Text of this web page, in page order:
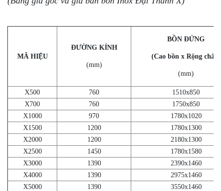
MÃ HIỆU
ĐƯỜNG KÍNH
(mm)
BỒN ĐỨNG
(Cao bồn x Rộng chân)
(mm)
X500 760
1510x850
X700
760
1750x850
X1000
970
1780x1020
X1500
1200
1780x1300
X2000
1200
2180x1300
X2500
1450
1780x1580
X3000
1390
2390x1460
X4000
1390
2975x1460
X5000
1390
3550x1460